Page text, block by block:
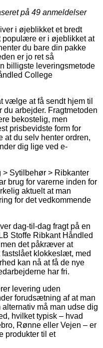
på 49 anmeldelser
i øjeblikket et bredt
populære er i øjeblikket at
du bare din pakke
er jo ret så
billigste leveringsmetode
College
vælge at få sendt hjem til
du arbejder. Fragtmetoden
bekostelig, men
prisbevidste form for
at du selv henter ordren,
dig lige ved e-
> Sytilbehør > Ribkanter
brug for varerne inden for
aktuelt at man
for det vedkommende
dag-til-dag fragt på en
Stoffe Ribkant Håndled
det påkræver at
klokkeslæt, med
kan nå at få de nye
har fri.
levering uden
forudsætning af at man
må man udse dig
hvilket typisk – hvad
Rønne eller Vejen – er
produkter til et